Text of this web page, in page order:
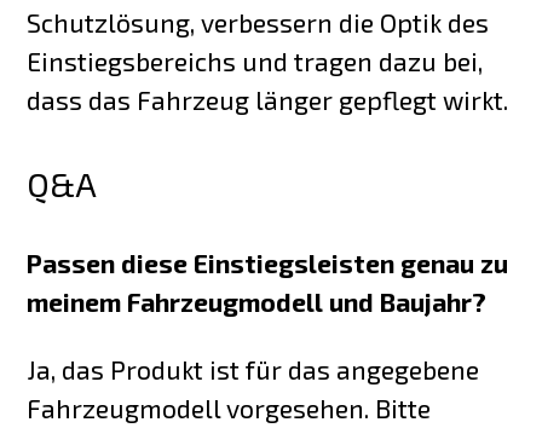
Schutzlösung, verbessern die Optik des
Einstiegsbereichs und tragen dazu bei,
dass das Fahrzeug länger gepflegt wirkt.
Q&A
Passen diese Einstiegsleisten genau zu
meinem Fahrzeugmodell und Baujahr?
Ja, das Produkt ist für das angegebene
Fahrzeugmodell vorgesehen. Bitte